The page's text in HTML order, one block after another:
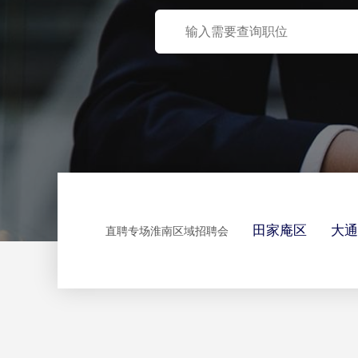
直聘专场淮南区域招聘会 田家庵区 大